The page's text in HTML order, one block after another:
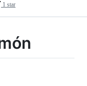
1 star